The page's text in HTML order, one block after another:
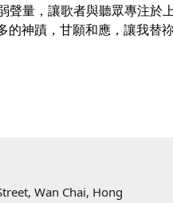
量，讓歌者與聽眾專注於
的神蹟，甘願和應，讓我替
Wan Chai, Hong